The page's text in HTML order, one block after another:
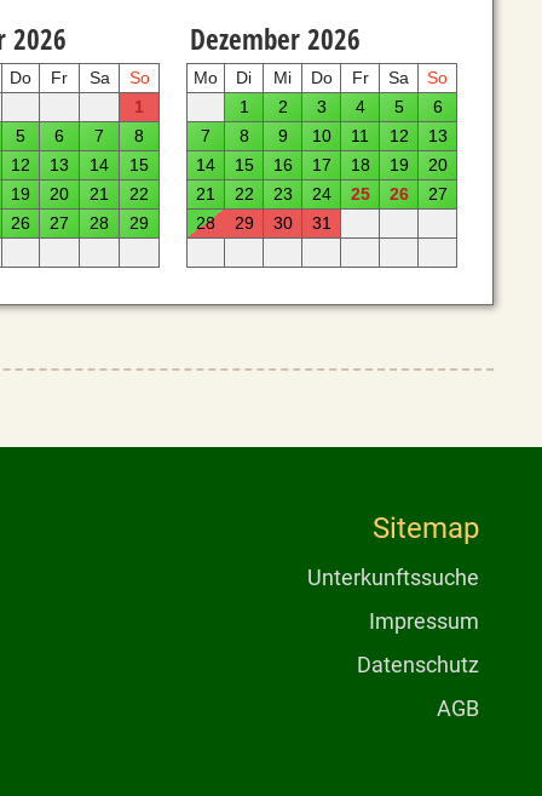
Sitemap
Unterkunftssuche
Impressum
Datenschutz
AGB